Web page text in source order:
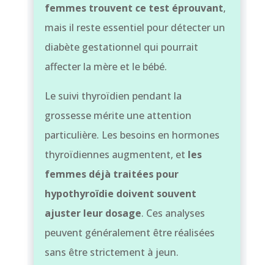
femmes trouvent ce test éprouvant,
mais il reste essentiel pour détecter un
diabète gestationnel qui pourrait
affecter la mère et le bébé.
Le suivi thyroïdien pendant la
grossesse mérite une attention
particulière. Les besoins en hormones
thyroïdiennes augmentent, et les
femmes déjà traitées pour
hypothyroïdie doivent souvent
ajuster leur dosage. Ces analyses
peuvent généralement être réalisées
sans être strictement à jeun.